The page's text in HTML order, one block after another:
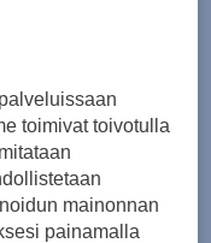
toimivat toivotulla
mainonnan
painamalla